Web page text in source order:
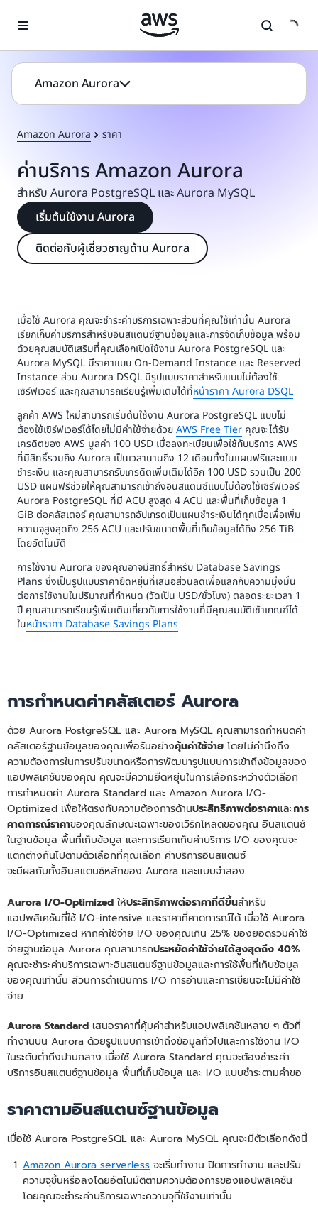
Amazon Aurora
Amazon Aurora ราคา
ค่าบริการ Amazon Aurora
สำหรับ Aurora PostgreSQL และ Aurora MySQL
เริ่มต้นใช้งาน Aurora
ติดต่อกับผู้เชี่ยวชาญด้าน Aurora
เมื่อใช้ Aurora คุณจะชำระค่าบริการเฉพาะส่วนที่คุณใช้เท่านั้น Aurora
เรียกเก็บค่าบริการสำหรับอินสแตนซ์ฐานข้อมูลและการจัดเก็บข้อมูล พร้อม
ด้วยคุณสมบัติเสริมที่คุณเลือกเปิดใช้งาน Aurora PostgreSQL และ
Aurora MySQL มีราคาแบบ On-Demand Instance และ Reserved
Instance ส่วน Aurora DSQL มีรูปแบบราคาสำหรับแบบไม่ต้องใช้
เซิร์ฟเวอร์ และคุณสามารถเรียนรู้เพิ่มเติมได้ที่หน้าราคา Aurora DSQL
ลูกค้า AWS ใหม่สามารถเริ่มต้นใช้งาน Aurora PostgreSQL แบบไม่
ต้องใช้เซิร์ฟเวอร์ได้โดยไม่มีค่าใช้จ่ายด้วยAWS Free Tier คุณจะได้รับ
เครดิตของ AWS มูลค่า 100 USD เมื่อลงทะเบียนเพื่อใช้กับบริการ AWS
ที่มีสิทธิ์รวมถึง Aurora เป็นเวลานานถึง 12 เดือนทั้งในแผนฟรีและแบบ
ชำระเงิน และคุณสามารถรับเครดิตเพิ่มเติมได้อีก 100 USD รวมเป็น 200
USD แผนฟรีช่วยให้คุณสามารถเข้าถึงอินสแตนซ์แบบไม่ต้องใช้เซิร์ฟเวอร์
Aurora PostgreSQL ที่มี ACU สูงสุด 4 ACU และพื้นที่เก็บข้อมูล 1
GiB ต่อคลัสเตอร์ คุณสามารถอัปเกรดเป็นแผนชำระเงินได้ทุกเมื่อเพื่อเพิ่ม
ความจุสูงสุดถึง 256 ACU และปรับขนาดพื้นที่เก็บข้อมูลได้ถึง 256 TiB
โดยอัตโนมัติ
การใช้งาน Aurora ของคุณอาจมีสิทธิ์สำหรับ Database Savings
Plans ซึ่งเป็นรูปแบบราคายืดหยุ่นที่เสนอส่วนลดเพื่อแลกกับความมุ่งมั่น
ต่อการใช้งานในปริมาณที่กำหนด (วัดเป็น USD/ชั่วโมง) ตลอดระยะเวลา 1
ปี คุณสามารถเรียนรู้เพิ่มเติมเกี่ยวกับการใช้งานที่มีคุณสมบัติเข้าเกณฑ์ได้
ในหน้าราคา Database Savings Plans
การกำหนดค่าคลัสเตอร์ Aurora
ด้วย Aurora PostgreSQL และ Aurora MySQL คุณสามารถกำหนดค่า
คลัสเตอร์ฐานข้อมูลของคุณเพื่อรันอย่างคุ้มค่าใช้จ่าย โดยไม่คำนึงถึง
ความต้องการในการปรับขนาดหรือการพัฒนารูปแบบการเข้าถึงข้อมูลของ
แอปพลิเคชันของคุณ คุณจะมีความยืดหยุ่นในการเลือกระหว่างตัวเลือก
การกำหนดค่า Aurora Standard และ Amazon Aurora I/O-
Optimized เพื่อให้ตรงกับความต้องการด้านประสิทธิภาพต่อราคาและการ
คาดการณ์ราคาของคุณลักษณะเฉพาะของเวิร์กโหลดของคุณ อินสแตนซ์
ในฐานข้อมูล พื้นที่เก็บข้อมูล และการเรียกเก็บค่าบริการ I/O ของคุณจะ
แตกต่างกันไปตามตัวเลือกที่คุณเลือก ค่าบริการอินสแตนซ์
จะมีผลกับทั้งอินสแตนซ์หลักของ Aurora และแบบจำลอง
Aurora I/O-Optimized ให้ประสิทธิภาพต่อราคาที่ดีขึ้นสำหรับ
แอปพลิเคชันที่ใช้ I/O-intensive และราคาที่คาดการณ์ได้ เมื่อใช้ Aurora
I/O-Optimized หากค่าใช้จ่าย I/O ของคุณเกิน 25% ของยอดรวมค่าใช้
จ่ายฐานข้อมูล Aurora คุณสามารถประหยัดค่าใช้จ่ายได้สูงสุดถึง 40%
คุณจะชำระค่าบริการเฉพาะอินสแตนซ์ฐานข้อมูลและการใช้พื้นที่เก็บข้อมูล
ของคุณเท่านั้น ส่วนการดำเนินการ I/O การอ่านและการเขียนจะไม่มีค่าใช้
จ่าย
Aurora Standard เสนอราคาที่คุ้มค่าสำหรับแอปพลิเคชันหลาย ๆ ตัวที่
ทำงานบน Aurora ด้วยรูปแบบการเข้าถึงข้อมูลทั่วไปและการใช้งาน I/O
ในระดับต่ำถึงปานกลาง เมื่อใช้ Aurora Standard คุณจะต้องชำระค่า
บริการอินสแตนซ์ฐานข้อมูล พื้นที่เก็บข้อมูล และ I/O แบบชำระตามคำขอ
ราคาตามอินสแตนซ์ฐานข้อมูล
เมื่อใช้ Aurora PostgreSQL และ Aurora MySQL คุณจะมีตัวเลือกดังนี้
Amazon Aurora serverless จะเริ่มทำงาน ปิดการทำงาน และปรับ
ความจุขึ้นหรือลงโดยอัตโนมัติตามความต้องการของแอปพลิเคชัน
โดยคุณจะชำระค่าบริการเฉพาะความจุที่ใช้งานเท่านั้น